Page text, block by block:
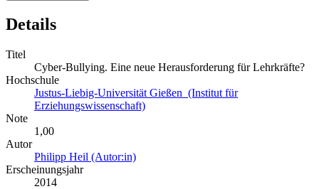
Details
Titel
Cyber-Bullying. Eine neue Herausforderung für Lehrkräfte?
Hochschule
Justus-Liebig-Universität Gießen (Institut für
Erziehungswissenschaft)
Note
1,00
Autor
Philipp Heil (Autor:in)
Erscheinungsjahr
2014